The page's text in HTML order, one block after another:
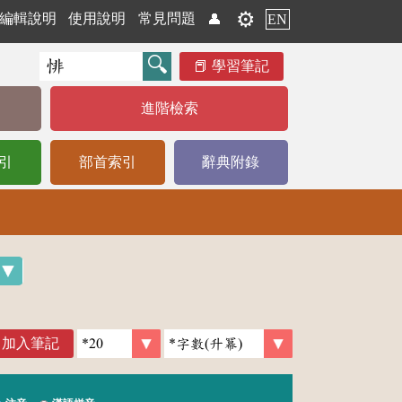
編輯說明 使用說明 常見問題 👤 ⚙️ EN
學習筆記
進階檢索
部首索引 辭典附錄
加入筆記